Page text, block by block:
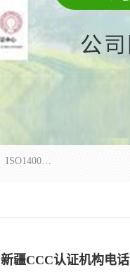
杭州贝安企业管理有限公司主营：ISO9000、ISO9000认证、ISO9001认证、ISO14000认证、ISO14001认证等系列企业认证服务。
新疆CCC认证机构电话